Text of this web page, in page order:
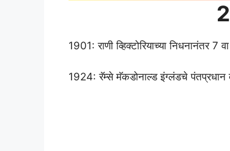
1901: राणी व्हिक्टोरियाच्या निधनानंतर 7
1924: रॅम्से मॅकडोनाल्ड इंग्लंडचे